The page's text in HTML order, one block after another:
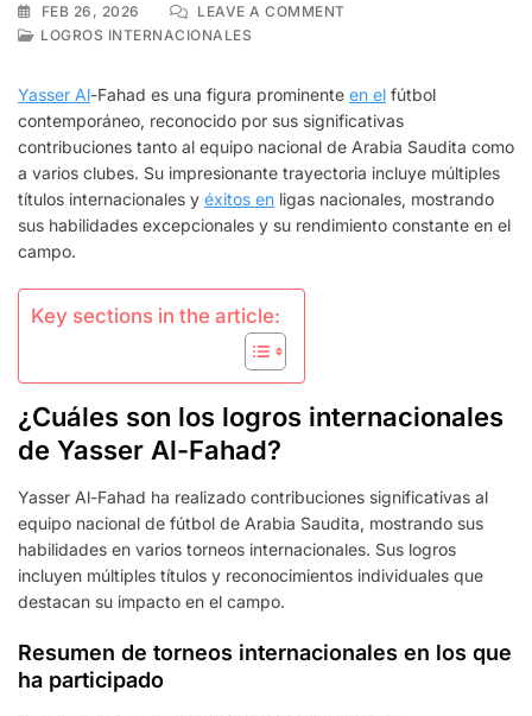
FEB 26, 2026 LEAVE A COMMENTON
LOGROS
INTERNACIONALES,
LOGROS
EN
EL
PRESENCIA
LOGROS INTERNACIONALES
Yasser Al-Fahad es una figura prominente en el fútbol
contemporáneo, reconocido por sus significativas
contribuciones tanto al equipo nacional de Arabia Saudita como
a varios clubes. Su impresionante trayectoria incluye múltiples
títulos internacionales y éxitos en ligas nacionales, mostrando
sus habilidades excepcionales y su rendimiento constante en el
campo.
Key sections in the article:
¿Cuáles son los logros internacionales
de Yasser Al-Fahad?
Yasser Al-Fahad ha realizado contribuciones significativas al
equipo nacional de fútbol de Arabia Saudita, mostrando sus
habilidades en varios torneos internacionales. Sus logros
incluyen múltiples títulos y reconocimientos individuales que
destacan su impacto en el campo.
Resumen de torneos internacionales en los que
ha participado